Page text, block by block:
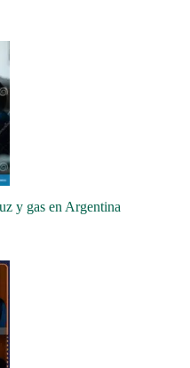
y gas en Argentina